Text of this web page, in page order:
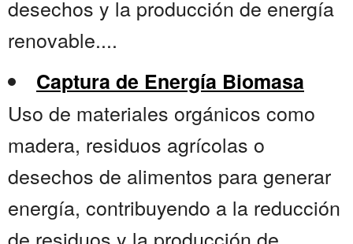
desechos y la producción de energía
renovable....
Captura de Energía Biomasa
Uso de materiales orgánicos como
madera, residuos agrícolas o
desechos de alimentos para generar
energía, contribuyendo a la reducción